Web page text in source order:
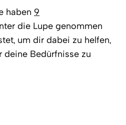
haben 9
die Lupe genommen
um dir dabei zu helfen,
Bedürfnisse zu